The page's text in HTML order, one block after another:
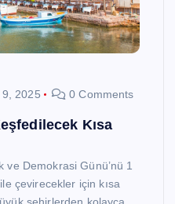
9, 2025 0 Comments
Kısa
ve Demokrasi Günü’nü 1
çevirecekler için kısa